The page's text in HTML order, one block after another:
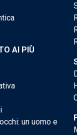
AI PIÙ
un uomo e